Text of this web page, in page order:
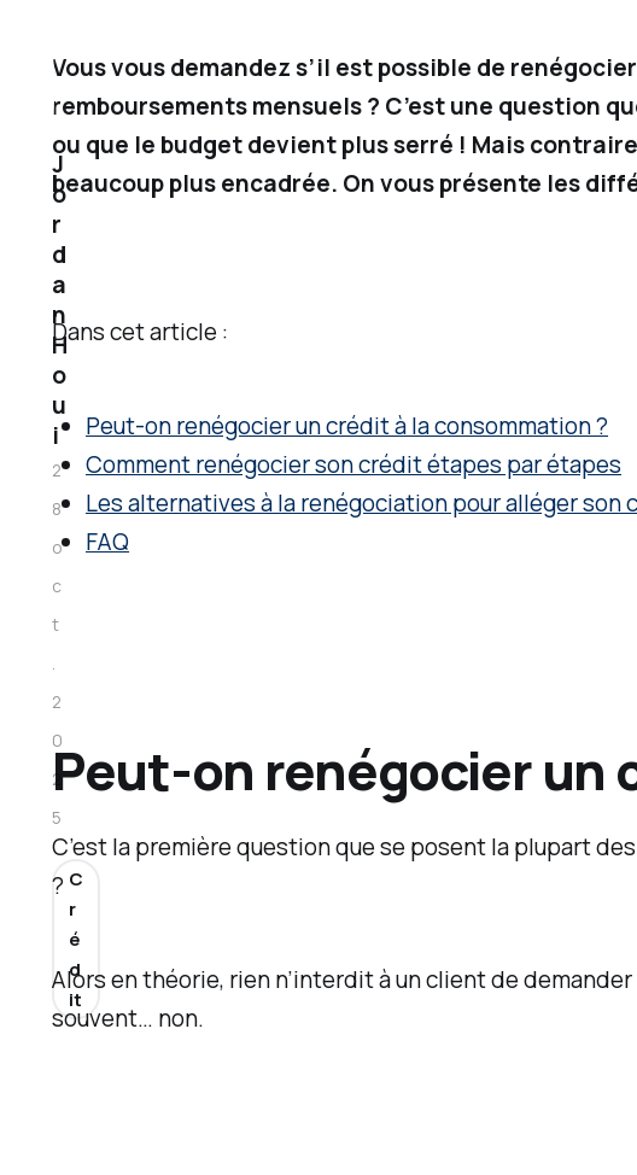
Vous vous demandez s’il est possible de
remboursements mensuels ? C’est une question
ou que le budget devient plus serré ! Mais
beaucoup plus encadrée. On vous présente les
Dans cet article :
Peut-on renégocier un crédit à la consommation ?
Comment renégocier son crédit étapes par étapes
Les alternatives à la renégociation pour alléger son
FAQ
Peut-on renégocier un
C’est la première question que se posent la plupart
?
Alors en théorie, rien n’interdit à un client de
souvent… non.
T
i
t
u
l
a
i
r
e
d
e
l
a
e
r
t
i
f
i
J
o
r
d
a
n
H
o
u
i
2
8
o
c
t
2
0
2
5
C
r
é
d
it